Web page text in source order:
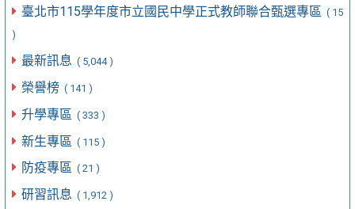
臺北市115學年度市立國民中學正式教師聯合甄選專區 ( 15
)
最新訊息 ( 5,044 )
榮譽榜 ( 141 )
升學專區 ( 333 )
新生專區 ( 115 )
防疫專區 ( 21 )
研習訊息 ( 1,912 )